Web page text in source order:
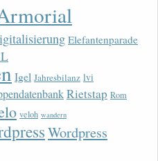
Elefantenparade
Igel Jahresbilanz lvi
Rietstap Rom
veloh wandern
Wordpress